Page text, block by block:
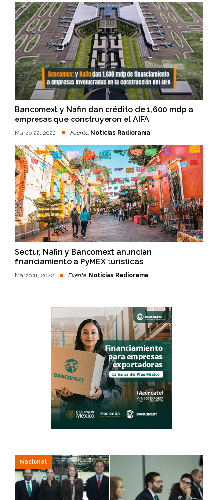
Bancomext y Nafin dan crédito de 1,600 mdp a
empresas que construyeron el AIFA
Marzo 22, 2022 Fuente: Noticias Radiorama
Sectur, Nafin y Bancomext anuncian
financiamiento a PyMEX turísticas
Marzo 11, 2022 Fuente: Noticias Radiorama
Nacional